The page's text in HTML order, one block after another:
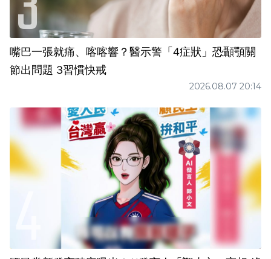
嘴巴一張就痛、喀喀響？醫示警「4症狀」恐顳顎關
節出問題 3習慣快戒
2026.08.07 20:14